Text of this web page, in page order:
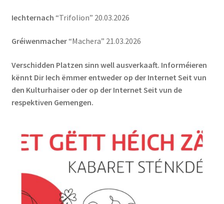
Iechternach “Trifolion” 20.03.2026
Gréiwenmacher“Machera” 21.03.2026
Verschidden Platzen sinn well ausverkaaft. Informéieren
kënnt Dir Iech ëmmer entweder op der Internet Seit vun
den Kulturhaiser oder op der Internet Seit vun de
respektiven Gemengen.